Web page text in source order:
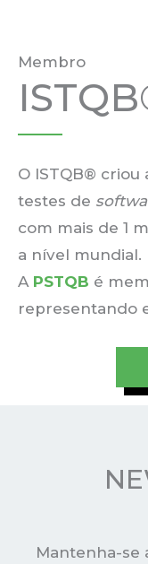
Membro
O ISTQB® criou
testes de
com mais de 1
a nível mundial.
A PSTQB é
representando
Mantenha-se